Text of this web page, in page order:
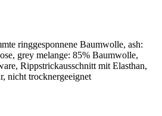
ringgesponnene Baumwolle, ash:
grey melange: 85% Baumwolle,
Rippstrickausschnitt mit Elasthan,
nicht trocknergeeignet